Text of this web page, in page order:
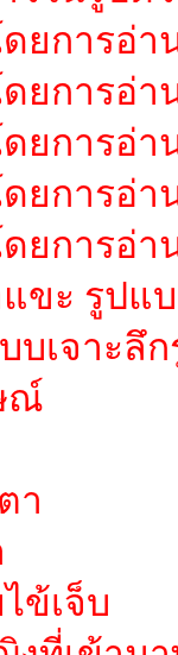
ยการอ่
ยการอ่
ยการอ่
ยการอ่
ยการอ่
ขะ รูปแ
เจาะลึ
ณ์
า
ข้เจ็บ